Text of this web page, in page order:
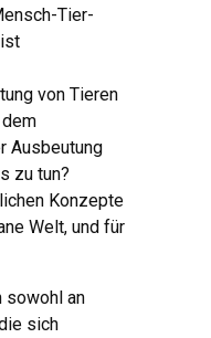
Tier-
von Tieren
Ausbeutung
zu tun?
Konzepte
Welt, und für
sowohl an
sich